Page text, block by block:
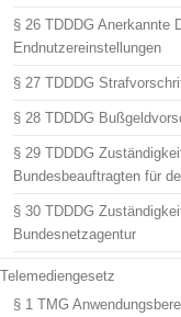
§ 26 TDDDG Anerkannte
Endnutzereinstellungen
§ 27 TDDDG
§ 28 TDDDG
§ 29 TDDDG
Bundesbeauftragten für
§ 30 TDDDG
Bundesnetzagentur
Telemediengesetz
§ 1 TMG